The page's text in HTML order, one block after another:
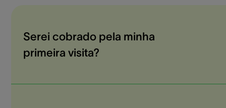
Serei cobrado pela minha
primeira visita?